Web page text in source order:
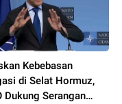
Kebebasan
di Selat Hormuz,
Dukung Serangan